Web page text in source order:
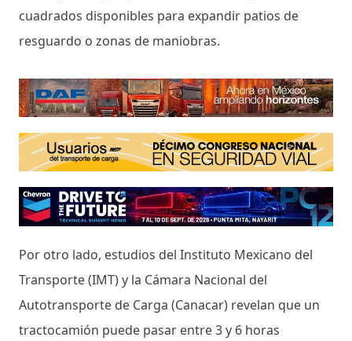
cuadrados disponibles para expandir patios de
resguardo o zonas de maniobras.
Por otro lado, estudios del Instituto Mexicano del
Transporte (IMT) y la Cámara Nacional del
Autotransporte de Carga (Canacar) revelan que un
tractocamión puede pasar entre 3 y 6 horas